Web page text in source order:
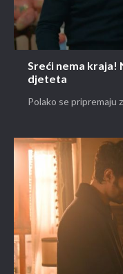
Sreći nema kraja!
djeteta
Polako se pripremaju